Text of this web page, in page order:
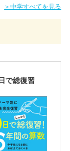
＞中学すべてを見る
で総復習